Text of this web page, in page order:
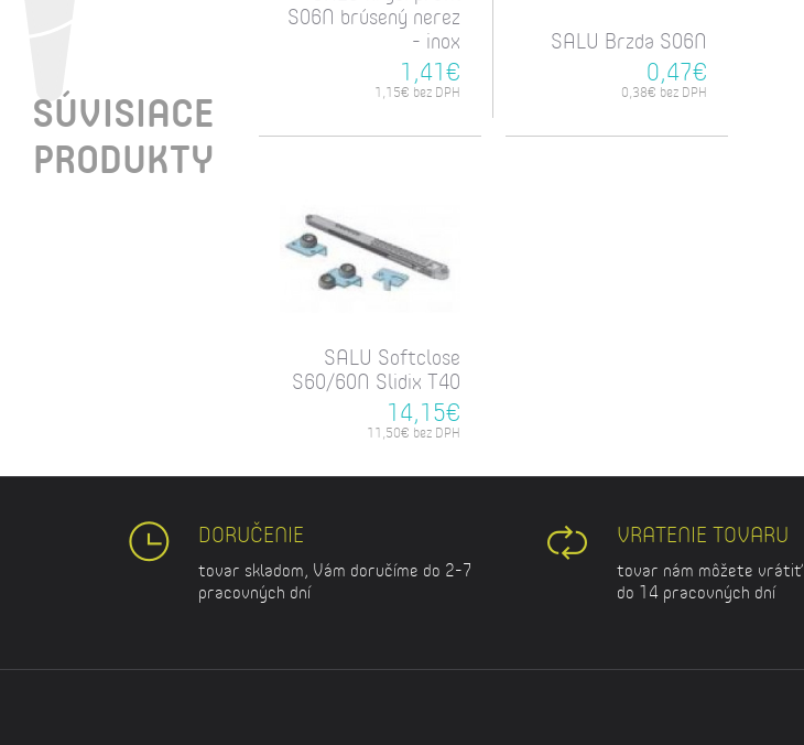
SÚVISIACE
PRODUKTY
S06N brúsený nerez
- inox
1,41€
1,15€ bez DPH
SALU Softclose
S60/60N Slidix T40
14,15€
11,50€ bez DPH
SALU Brzda S06N
0,47€
0,38€ bez DPH
DORUČENIE
tovar skladom, Vám doručíme do 2-7
pracovných dní
VRATENIE TOVARU
tovar nám môžete vrátiť
do 14 pracovných dní